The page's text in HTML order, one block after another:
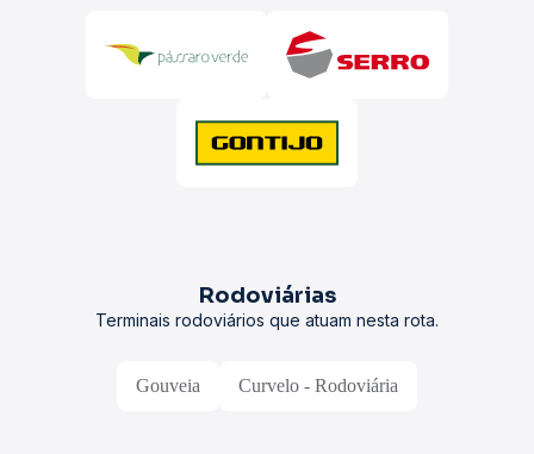
Rodoviárias
Terminais rodoviários que atuam nesta rota.
Gouveia Curvelo - Rodoviária